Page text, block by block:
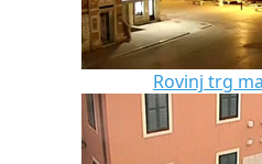
Rovinj trg